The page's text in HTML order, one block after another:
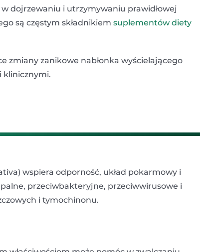
dojrzewaniu i utrzymywaniu prawidłowej
są częstym składnikiem suplementów diety
zmiany zanikowe nabłonka wyścielającego
klinicznymi.
wspiera odporność, układ pokarmowy i
przeciwbakteryjne, przeciwwirusowe i
i tymochinonu.